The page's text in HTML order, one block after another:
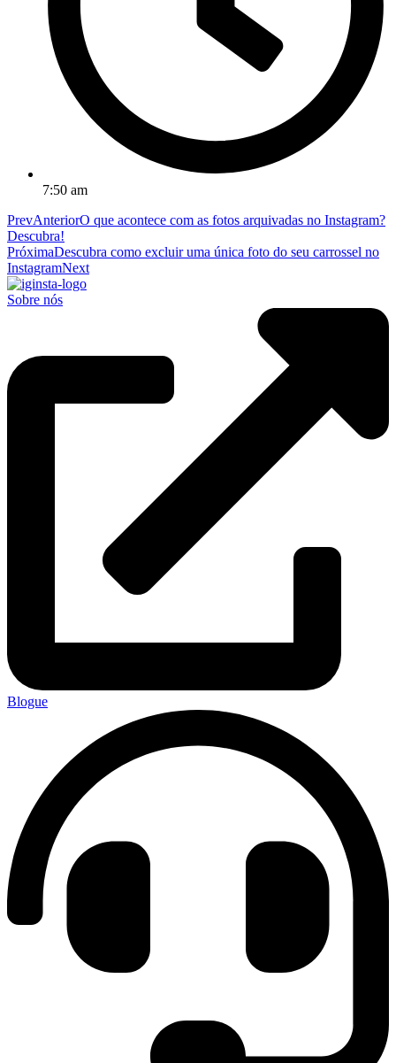
7:50 am
PrevAnteriorO que acontece com as fotos arquivadas no Instagram?
Descubra!
PróximaDescubra como excluir uma única foto do seu carrossel no
InstagramNext
Sobre nós
Blogue